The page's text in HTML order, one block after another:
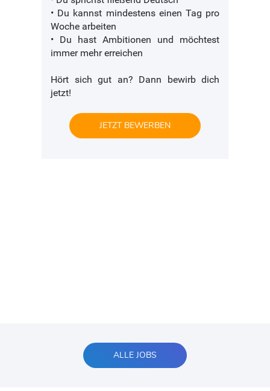
• Du kannst mindestens einen Tag pro
Woche arbeiten
• Du hast Ambitionen und möchtest
immer mehr erreichen
Hört sich gut an? Dann bewirb dich
jetzt!
JETZT BEWERBEN
ALLE JOBS